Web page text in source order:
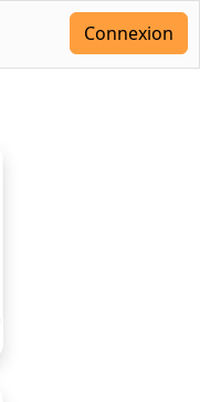
Connexion